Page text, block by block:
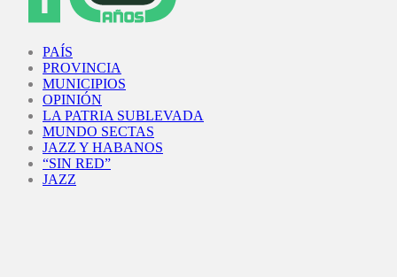
PAÍS
PROVINCIA
MUNICIPIOS
OPINIÓN
LA PATRIA SUBLEVADA
MUNDO SECTAS
JAZZ Y HABANOS
“SIN RED”
JAZZ